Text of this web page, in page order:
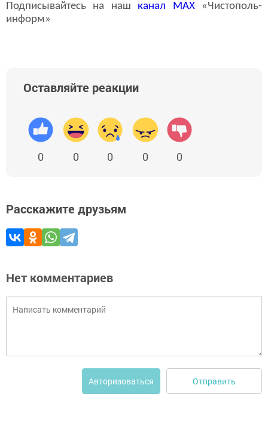
Подписывайтесь на наш канал MAX«Чистополь-
информ»
Оставляйте реакции
0 0 0 0 0
Расскажите друзьям
Нет комментариев
Авторизоваться Отправить